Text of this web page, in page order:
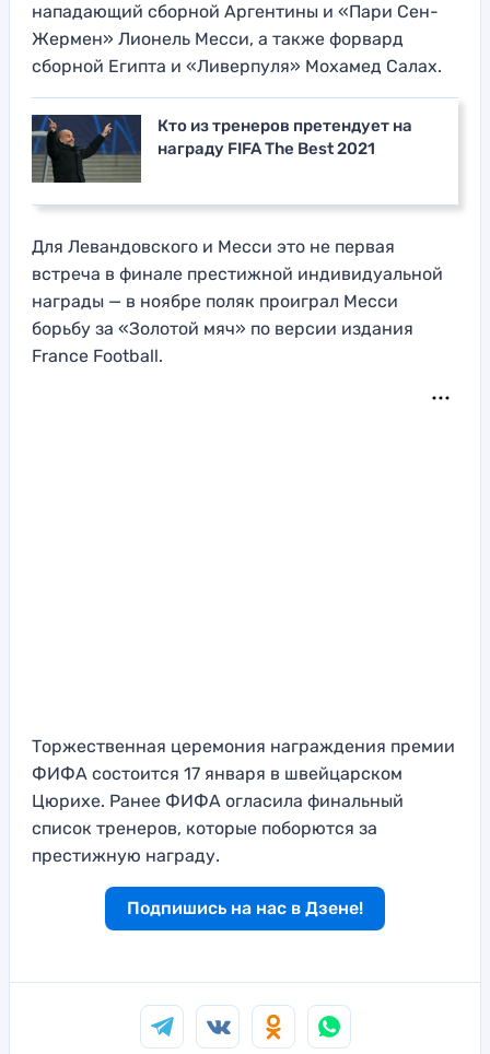
нападающий сборной Аргентины и «Пари Сен-
Жермен» Лионель Месси, а также форвард
сборной Египта и «Ливерпуля» Мохамед Салах.
Кто из тренеров претендует на
награду FIFA The Best 2021
Для Левандовского и Месси это не первая
встреча в финале престижной индивидуальной
награды — в ноябре поляк проиграл Месси
борьбу за «Золотой мяч» по версии издания
France Football.
Торжественная церемония награждения премии
ФИФА состоится 17 января в швейцарском
Цюрихе. Ранее ФИФА огласила финальный
список тренеров, которые поборются за
престижную награду.
Подпишись на нас в Дзене!